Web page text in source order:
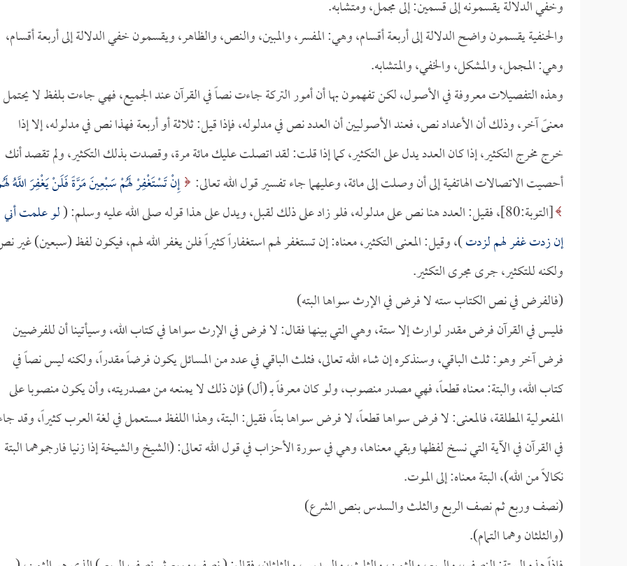
وخفي الدلالة يقسمونه إلى قسمين: إلى مجمل، ومتشابه.
والحنفية يقسمون واضح الدلالة إلى أربعة أقسام، وهي: المفسر، والمبين، والنص، والظاهر، ويقسمون خفي الدلالة إلى أربعة أقسام،
وهي: المجمل، والمشكل، والخفي، والمتشابه.
وهذه التفصيلات معروفة في الأصول، لكن تفهمون بها أن أمور التركة جاءت نصاً في القرآن عند الجميع، فهي جاءت بلفظ لا يحتمل
معنىً آخر، وذلك أن الأعداد نص، فعند الأصوليين أن العدد نص في مدلوله، فإذا قيل: ثلاثة أو أربعة فهذا نص في مدلوله، إلا إذا
خرج مخرج التكثير، إذا كان العدد يدل على التكثير، كما إذا قلت: لقد اتصلت عليك مائة مرة، وقصدت بذلك التكثير، ولم تقصد أنك
أحصيت الاتصالات الهاتفية إلى أن وصلت إلى مائة، وعليهما جاء تفسير قول الله تعالى: إِنْ تَسْتَغْفِرْ لَهُمْ سَبْعِينَ مَرَّةً فَلَنْ يَغْفِرَ اللَّهُ
[التوبة:80]، فقيل: العدد هنا نص على مدلوله، فلو زاد على ذلك لقبل، ويدل على هذا قوله صلى الله عليه وسلم: (
لو علمت أني
إن زدت غفر لهم لزدت)، وقيل: المعنى التكثير، معناه: إن تستغفر لهم استغفاراً كثيراً فلن يغفر الله لهم، فيكون لفظ (سبعين) غير
ولكنه للتكثير، جرى مجرى التكثير.
(فالفرض في نص الكتاب سته لا فرض في الإرث سواها البته)
فليس في القرآن فرض مقدر لوارث إلا ستة، وهي التي بينها فقال: لا فرض في الإرث سواها في كتاب الله، وسيأتينا أن للفرضيين
فرض آخر وهو: ثلث الباقي، وسنذكره إن شاء الله تعالى، فثلث الباقي في عدد من المسائل يكون فرضاً مقدراً، ولكنه ليس نصاً في
كتاب الله، والبتة: معناه قطعاً، فهي مصدر منصوب، ولو كان معرفاً بـ (أل) فإن ذلك لا يمنعه من مصدريته، وأن يكون منصوبا على
المفعولية المطلقة، فالمعنى: لا فرض سواها قطعاً، لا فرض سواها بتاً، فقيل: البتة، وهذا اللفظ مستعمل في لغة العرب كثيراً، وقد
في القرآن في الآية التي نسخ لفظها وبقي معناها، وهي في سورة الأحزاب في قول الله تعالى: (الشيخ والشيخة إذا زنيا فارجموهما البتة
نكالاً من الله)، البتة معناه: إلى الموت.
(نصف وربع ثم نصف الربع والثلث والسدس بنص الشرع)
(والثلثان وهما التمام).